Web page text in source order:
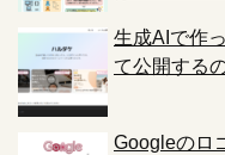
生成AIで作
て公開する
Googleのロ